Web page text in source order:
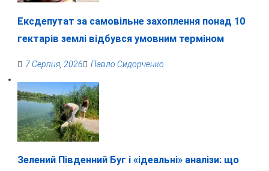
Ексдепутат за самовільне захоплення понад 10
гектарів землі відбувся умовним терміном
7 Серпня, 2026 Павло Сидорченко
Зелений Південний Буг і «ідеальні» аналізи: що